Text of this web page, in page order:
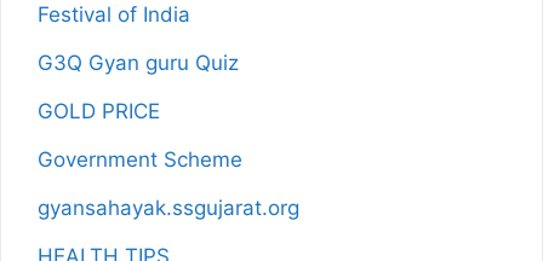
Festival of India
G3Q Gyan guru Quiz
GOLD PRICE
Government Scheme
gyansahayak.ssgujarat.org
HEALTH TIPS